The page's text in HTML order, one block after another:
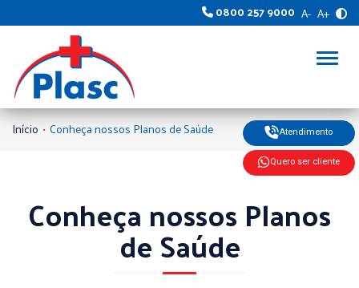
0800 257 9000 A- A+
Atendimento
Quero ser cliente
Início Conheça nossos Planos de Saúde
Conheça nossos Planos
de Saúde